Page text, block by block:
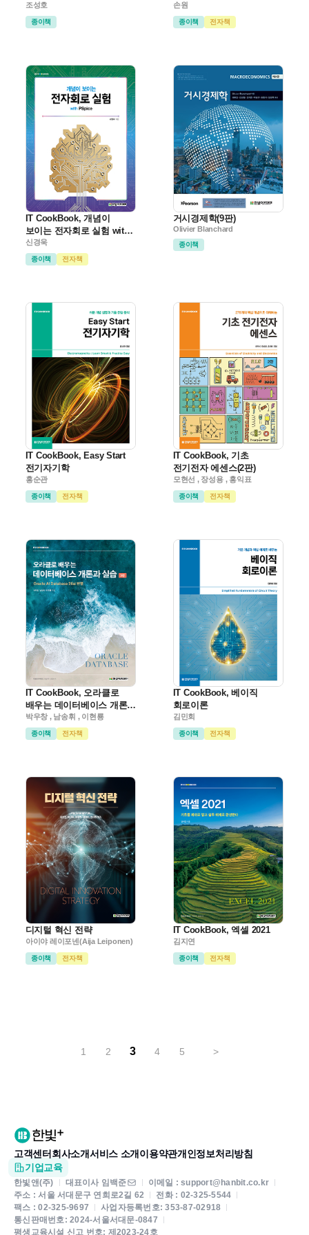
조성호
종이책
손원
종이책 전자책
IT CookBook, 개념이
보이는 전자회로 실험 with
PSpice
신경욱
종이책 전자책
거시경제학(9판)
Olivier Blanchard
종이책
IT CookBook, Easy Start
전기자기학
홍순관
종이책 전자책
IT CookBook, 기초
전기전자 에센스(2판)
모현선 , 장성용 , 홍익표
종이책 전자책
IT CookBook, 오라클로
배우는 데이터베이스 개론과
실습(3판)
박우창 , 남송휘 , 이현룡
종이책 전자책
IT CookBook, 베이직
회로이론
김민회
종이책 전자책
디지털 혁신 전략
아이야 레이포넨(Aija Leiponen)
종이책 전자책
IT CookBook, 엑셀 2021
김지연
종이책 전자책
1 2 3 4 5 >
고객센터 회사소개서비스 소개 이용약관개인정보처리방침
기업교육
한빛앤(주) 대표이사 임백준
이메일 : support@hanbit.co.kr
주소 : 서울 서대문구 연희로2길 62
전화 : 02-325-5544
팩스 : 02-325-9697
사업자등록번호: 353-87-02918
통신판매번호: 2024-서울서대문-0847
평생교육시설 신고 번호: 제2023-24호